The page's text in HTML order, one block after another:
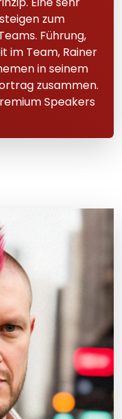
zum
Führung,
im Team, Rainer
in seinem
zusammen.
Speakers